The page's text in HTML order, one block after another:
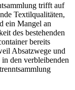
trifft auf
Textilqualitäten,
ein Mangel an
des bestehenden
bereits
Absatzwege und
den verbleibenden